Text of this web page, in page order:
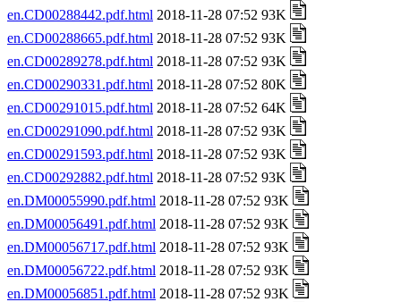
en.CD00288442.pdf.html 2018-11-28 07:52 93K
en.CD00288665.pdf.html 2018-11-28 07:52 93K
en.CD00289278.pdf.html 2018-11-28 07:52 93K
en.CD00290331.pdf.html 2018-11-28 07:52 80K
en.CD00291015.pdf.html 2018-11-28 07:52 64K
en.CD00291090.pdf.html 2018-11-28 07:52 93K
en.CD00291593.pdf.html 2018-11-28 07:52 93K
en.CD00292882.pdf.html 2018-11-28 07:52 93K
en.DM00055990.pdf.html 2018-11-28 07:52 93K
en.DM00056491.pdf.html 2018-11-28 07:52 93K
en.DM00056717.pdf.html 2018-11-28 07:52 93K
en.DM00056722.pdf.html 2018-11-28 07:52 93K
en.DM00056851.pdf.html 2018-11-28 07:52 93K